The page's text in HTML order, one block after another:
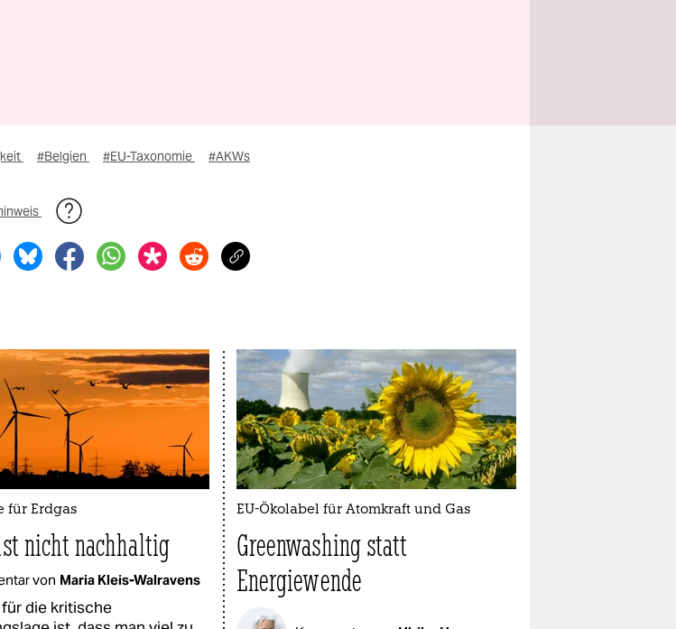
#Belgien #EU-Taxonomie #AKWs
für Erdgas
nicht nachhaltig
von Maria Kleis-Walravens
die kritische
EU-Ökolabel für Atomkraft und Gas
Greenwashing statt
Energiewende